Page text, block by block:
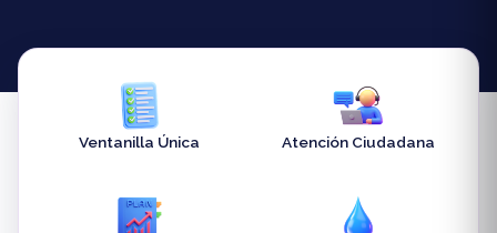
Ventanilla Única Atención Ciudadana